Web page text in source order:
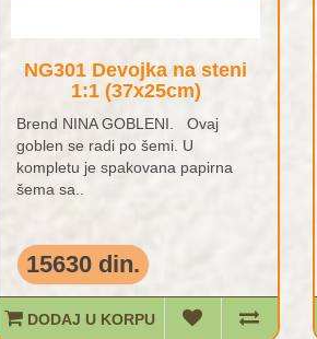
NG301 Devojka na steni
1:1 (37x25cm)
Brend NINA GOBLENI. Ovaj
goblen se radi po šemi. U
kompletu je spakovana papirna
šema sa..
15630 din.
DODAJ U KORPU